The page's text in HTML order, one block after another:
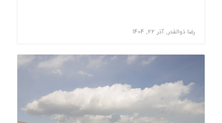
رضا ذوالقدر, آذر 22, 1404